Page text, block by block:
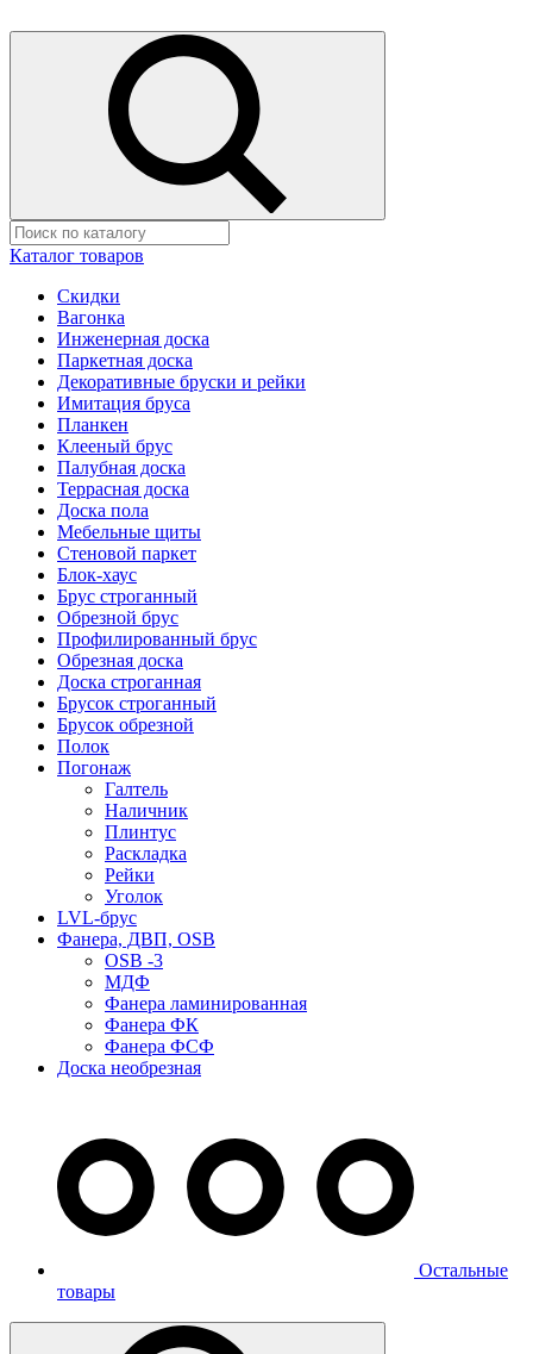
Каталог товаров
Скидки
Вагонка
Инженерная доска
Паркетная доска
Декоративные бруски и рейки
Имитация бруса
Планкен
Клееный брус
Палубная доска
Террасная доска
Доска пола
Мебельные щиты
Стеновой паркет
Блок-хаус
Брус строганный
Обрезной брус
Профилированный брус
Обрезная доска
Доска строганная
Брусок строганный
Брусок обрезной
Полок
Погонаж
Галтель
Наличник
Плинтус
Раскладка
Рейки
Уголок
LVL-брус
Фанера, ДВП, OSB
OSB -3
МДФ
Фанера ламинированная
Фанера ФК
Фанера ФСФ
Доска необрезная
Остальные
товары